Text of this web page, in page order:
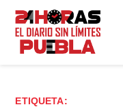
Saltar
contenido
ETIQUETA: